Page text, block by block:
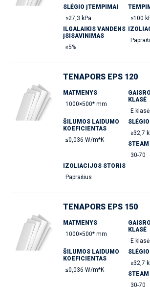
SLĖGIO ĮTEMPIMAI
≥27,3 kPa
≥100
ILGALAIKIS VANDENS
ĮSISAVINIMAS
≤5%
TENAPORS EPS 120
MATMENYS
1000×500* mm
KLASĖ
E klasė
ŠILUMOS LAIDUMO
KOEFICIENTAS
≤0,036 W/m*K
≥32,7
30-70
IZOLIACIJOS STORIS
Paprašius
TENAPORS EPS 150
MATMENYS
1000×500* mm
KLASĖ
E klasė
ŠILUMOS LAIDUMO
KOEFICIENTAS
≤0,036 W/m*K
≥32,7
30-70